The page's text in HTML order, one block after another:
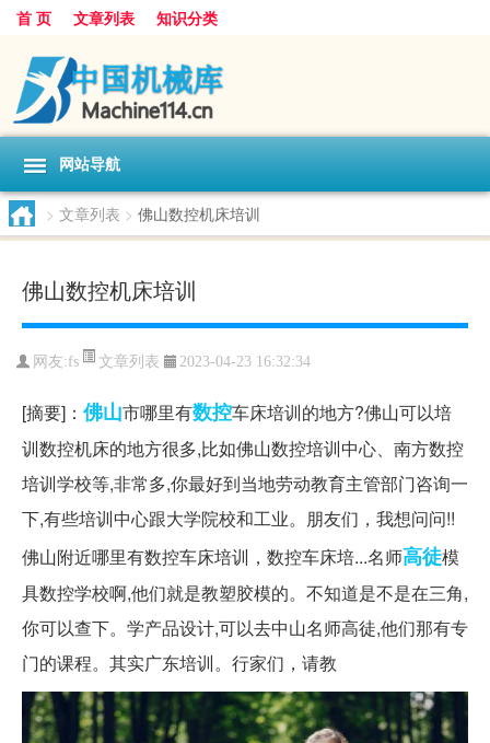
首 页 文章列表 知识分类
网站导航
> 文章列表 > 佛山数控机床培训
佛山数控机床培训
网友:fs 文章列表 2023-04-23 16:32:34
[摘要]： 佛山市哪里有数控车床培训的地方?佛山可以培
训数控机床的地方很多,比如佛山数控培训中心、南方数控
培训学校等,非常多,你最好到当地劳动教育主管部门咨询一
下,有些培训中心跟大学院校和工业。朋友们，我想问问!!
佛山附近哪里有数控车床培训，数控车床培...名师高徒模
具数控学校啊,他们就是教塑胶模的。不知道是不是在三角,
你可以查下。学产品设计,可以去中山名师高徒,他们那有专
门的课程。其实广东培训。行家们，请教